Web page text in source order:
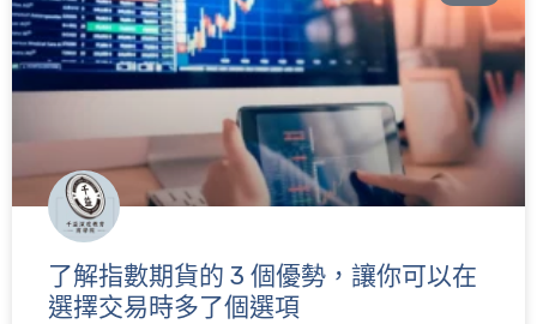
了解指數期貨的 3 個優勢，讓你可以在
選擇交易時多了個選項